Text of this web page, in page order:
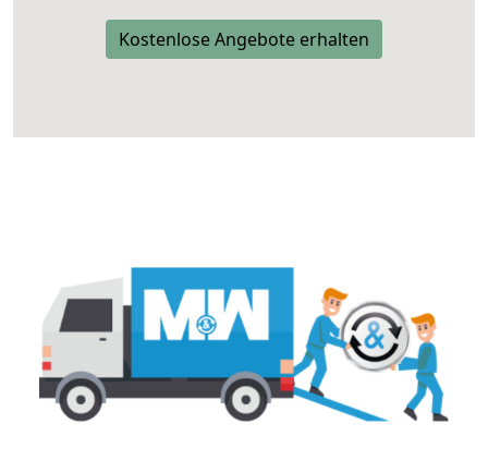
Kostenlose Angebote erhalten